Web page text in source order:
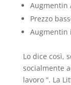
Augmentin
Prezzo
Augmentin
Lo dice così,
socialmente
lavoro “. La